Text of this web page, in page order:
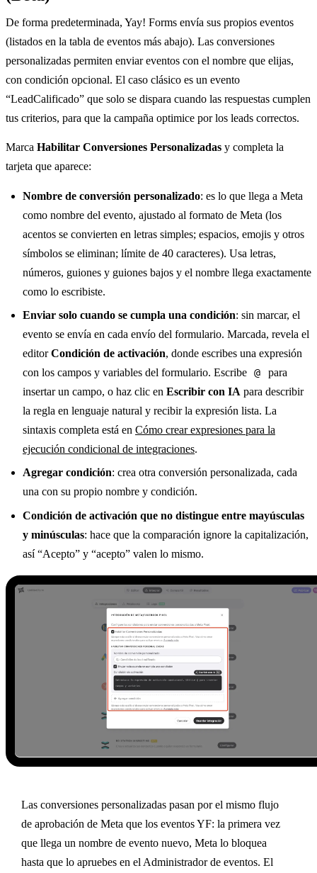
De forma predeterminada, Yay! Forms envía sus propios eventos
(listados en la tabla de eventos más abajo). Las conversiones
personalizadas permiten enviar eventos con el nombre que elijas,
con condición opcional. El caso clásico es un evento
“LeadCalificado” que solo se dispara cuando las respuestas cumplen
tus criterios, para que la campaña optimice por los leads correctos.
Marca Habilitar Conversiones Personalizadas y completa la
tarjeta que aparece:
Nombre de conversión personalizado: es lo que llega a Meta
como nombre del evento, ajustado al formato de Meta (los
acentos se convierten en letras simples; espacios, emojis y otros
símbolos se eliminan; límite de 40 caracteres). Usa letras,
números, guiones y guiones bajos y el nombre llega exactamente
como lo escribiste.
Enviar solo cuando se cumpla una condición: sin marcar, el
evento se envía en cada envío del formulario. Marcada, revela el
editorCondición de activación, donde escribes una expresión
con los campos y variables del formulario. Escribe @
para
insertar un campo, o haz clic en Escribir con IA para describir
la regla en lenguaje natural y recibir la expresión lista. La
sintaxis completa está en Cómo crear expresiones para la
ejecución condicional de integraciones.
Agregar condición: crea otra conversión personalizada, cada
una con su propio nombre y condición.
Condición de activación que no distingue entre mayúsculas
y minúsculas: hace que la comparación ignore la capitalización,
así “Acepto” y “acepto” valen lo mismo.
Las conversiones personalizadas pasan por el mismo flujo
de aprobación de Meta que los eventos YF: la primera vez
que llega un nombre de evento nuevo, Meta lo bloquea
hasta que lo apruebes en el Administrador de eventos. El